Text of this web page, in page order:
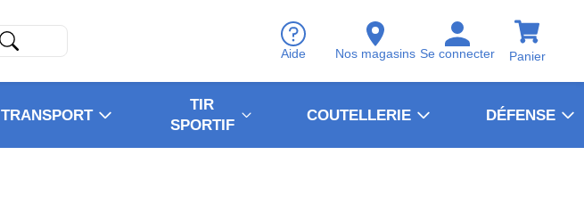
Aide Nos magasins Se connecter Panier
TRANSPORT
TIR
SPORTIF
COUTELLERIE DÉFENSE